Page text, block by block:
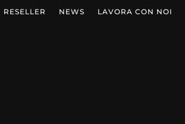
RESELLER NEWS LAVORA CON NOI